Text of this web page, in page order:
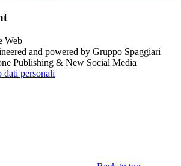
and powered by Gruppo Spaggiari
Publishing & New Social Media
dati personali